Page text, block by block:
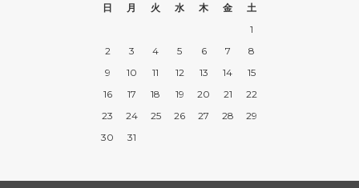
日
月 火 水 木 金
土
1
2
3 4 5 6 7
8
9
10 11 12 13 14
15
16
17 18 19 20 21
22
23
24 25 26 27 28
29
30
31